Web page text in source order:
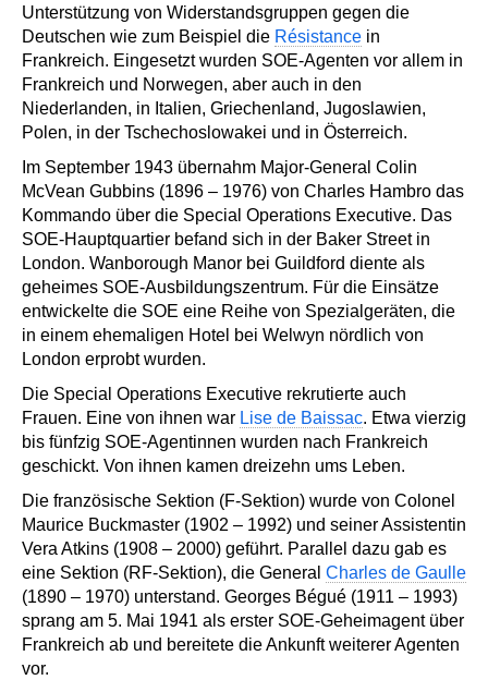
Unterstützung von Widerstandsgruppen gegen die
Deutschen wie zum Beispiel die Résistance in
Frankreich. Eingesetzt wurden SOE-Agenten vor allem in
Frankreich und Norwegen, aber auch in den
Niederlanden, in Italien, Griechenland, Jugoslawien,
Polen, in der Tschechoslowakei und in Österreich.
Im September 1943 übernahm Major-General Colin
McVean Gubbins (1896 – 1976) von Charles Hambro das
Kommando über die Special Operations Executive. Das
SOE-Hauptquartier befand sich in der Baker Street in
London. Wanborough Manor bei Guildford diente als
geheimes SOE-Ausbildungszentrum. Für die Einsätze
entwickelte die SOE eine Reihe von Spezialgeräten, die
in einem ehemaligen Hotel bei Welwyn nördlich von
London erprobt wurden.
Die Special Operations Executive rekrutierte auch
Frauen. Eine von ihnen war Lise de Baissac. Etwa vierzig
bis fünfzig SOE-Agentinnen wurden nach Frankreich
geschickt. Von ihnen kamen dreizehn ums Leben.
Die französische Sektion (F-Sektion) wurde von Colonel
Maurice Buckmaster (1902 – 1992) und seiner Assistentin
Vera Atkins (1908 – 2000) geführt. Parallel dazu gab es
eine Sektion (RF-Sektion), die General Charles de Gaulle
(1890 – 1970) unterstand. Georges Bégué (1911 – 1993)
sprang am 5. Mai 1941 als erster SOE-Geheimagent über
Frankreich ab und bereitete die Ankunft weiterer Agenten
vor.